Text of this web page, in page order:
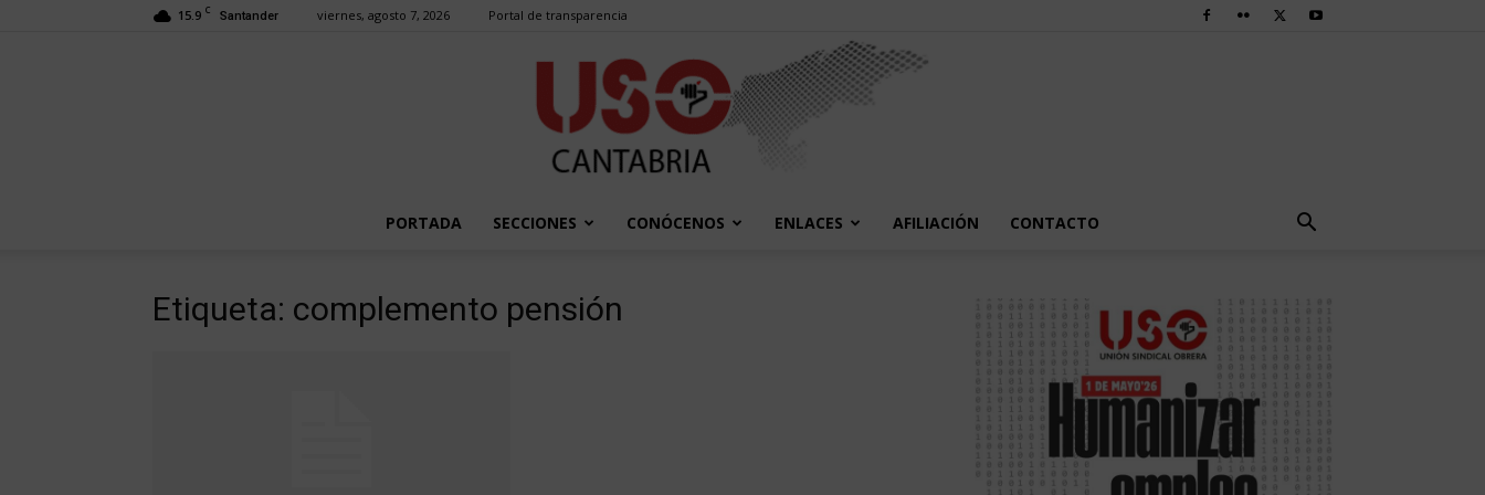
15.9 C Santander viernes, agosto 7, 2026 Portal de transparencia
PORTADA SECCIONES CONÓCENOS ENLACES AFILIACIÓN CONTACTO
Etiqueta: complemento pensión